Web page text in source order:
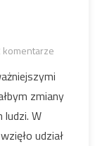
komentarze
zmiany
ludzi. W
udział